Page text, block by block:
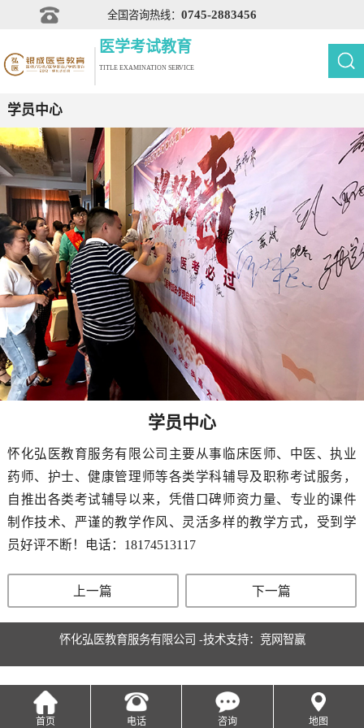
全国咨询热线： 0745-2883456
医学考试教育
TITLE EXAMINATION SERVICE
学员中心
学员中心
怀化弘医教育服务有限公司主要从事临床医师、中医、执业
药师、护士、健康管理师等各类学科辅导及职称考试服务，
自推出各类考试辅导以来，凭借口碑师资力量、专业的课件
制作技术、严谨的教学作风、灵活多样的教学方式，受到学
员好评不断！电话：18174513117
上一篇 下一篇
怀化弘医教育服务有限公司 -技术支持： 竞网智赢
首页 电话 咨询 地图